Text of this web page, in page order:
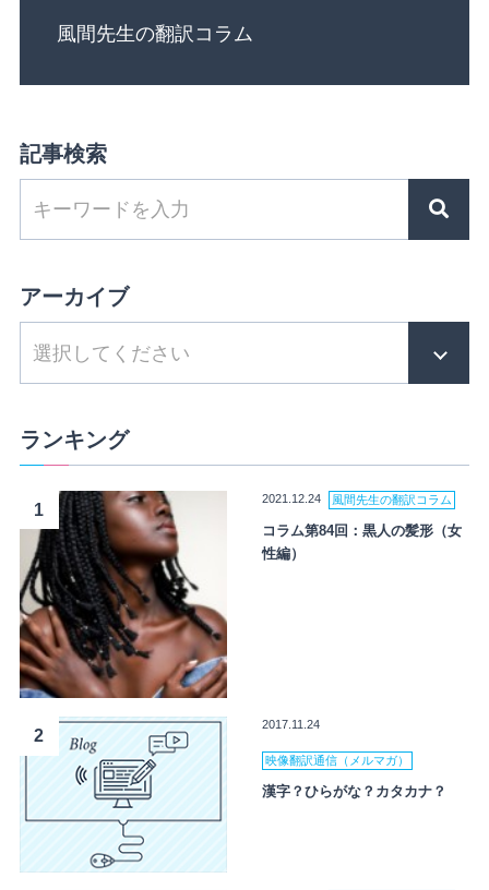
風間先生の翻訳コラム
記事検索
アーカイブ
ランキング
1
2021.12.24 風間先生の翻訳コラム
コラム第84回：黒人の髪形（女
性編）
2
2017.11.24
映像翻訳通信（メルマガ）
漢字？ひらがな？カタカナ？